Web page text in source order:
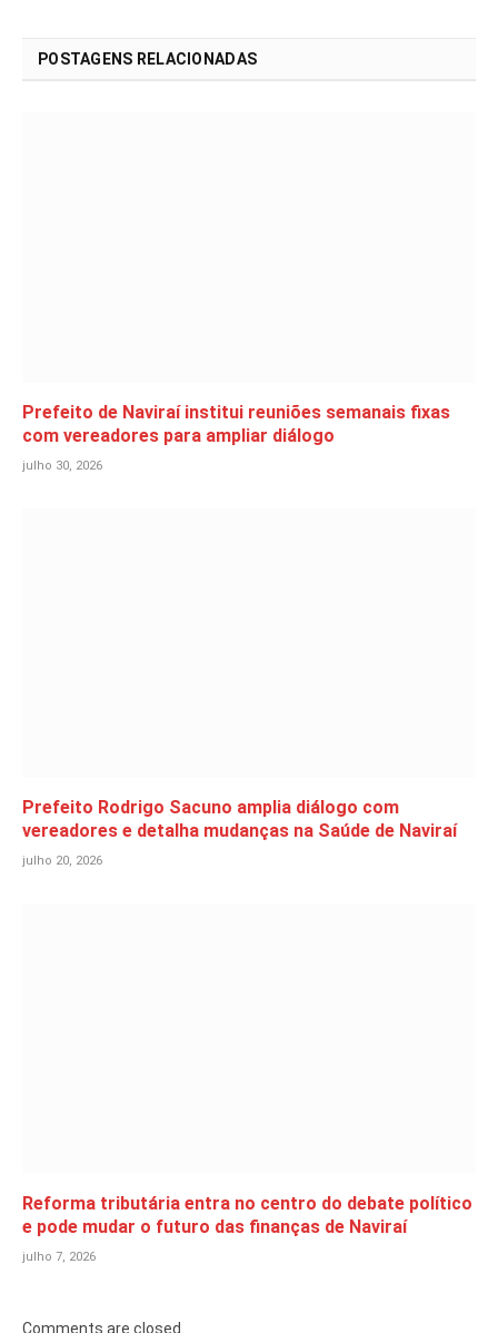
POSTAGENS RELACIONADAS
Prefeito de Naviraí institui reuniões semanais fixas
com vereadores para ampliar diálogo
julho 30, 2026
Prefeito Rodrigo Sacuno amplia diálogo com
vereadores e detalha mudanças na Saúde de Naviraí
julho 20, 2026
Reforma tributária entra no centro do debate político
e pode mudar o futuro das finanças de Naviraí
julho 7, 2026
Comments are closed.